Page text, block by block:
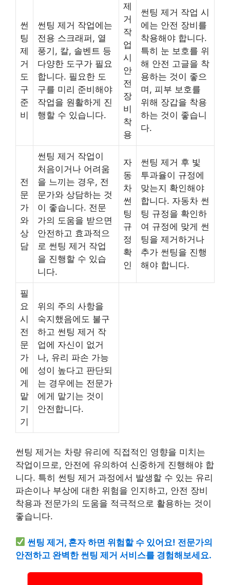
썬
팅
제
거
도
구
준
비
썬팅 제거 작업에는
전용 스크래퍼, 열
풍기, 칼, 솔벤트 등
다양한 도구가 필요
합니다. 필요한 도
구를 미리 준비해야
작업을 원활하게 진
행할 수 있습니다.
제
거
작
업
시
안
전
장
비
착
용
썬팅 제거 작업 시
에는 안전 장비를
착용해야 합니다.
특히 눈 보호를 위
해 안전 고글을 착
용하는 것이 좋으
며, 피부 보호를
위해 장갑을 착용
하는 것이 좋습니
다.
전
문
가
와
상
담
썬팅 제거 작업이
처음이거나 어려움
을 느끼는 경우, 전
문가와 상담하는 것
이 좋습니다. 전문
가의 도움을 받으면
안전하고 효과적으
로 썬팅 제거 작업
을 진행할 수 있습
니다.
자
동
차
썬
팅
규
정
확
인
썬팅 제거 후 빛
투과율이 규정에
맞는지 확인해야
합니다. 자동차 썬
팅 규정을 확인하
여 규정에 맞게 썬
팅을 제거하거나
추가 썬팅을 진행
해야 합니다.
필
요
시
전
문
가
에
게
맡
기
기
위의 주의 사항을
숙지했음에도 불구
하고 썬팅 제거 작
업에 자신이 없거
나, 유리 파손 가능
성이 높다고 판단되
는 경우에는 전문가
에게 맡기는 것이
안전합니다.
썬팅 제거는 차량 유리에 직접적인 영향을 미치는
작업이므로, 안전에 유의하여 신중하게 진행해야 합
니다. 특히 썬팅 제거 과정에서 발생할 수 있는 유리
파손이나 부상에 대한 위험을 인지하고, 안전 장비
착용과 전문가의 도움을 적극적으로 활용하는 것이
좋습니다.
썬팅 제거, 혼자 하면 위험할 수 있어요! 전문가의
안전하고 완벽한 썬팅 제거 서비스를 경험해보세요.